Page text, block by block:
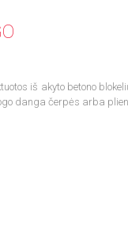
iš akyto betono
danga čerpės arba